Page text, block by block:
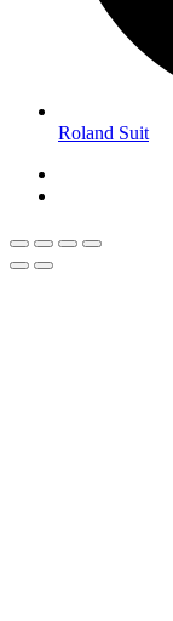
Roland Suit